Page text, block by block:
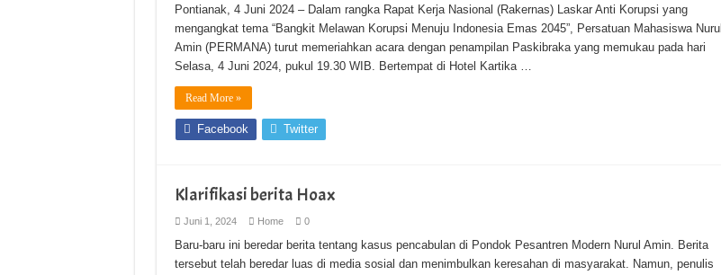
Pontianak, 4 Juni 2024 – Dalam rangka Rapat Kerja Nasional (Rakernas) Laskar Anti Korupsi yang
mengangkat tema “Bangkit Melawan Korupsi Menuju Indonesia Emas 2045”, Persatuan Mahasiswa Nurul
Amin (PERMANA) turut memeriahkan acara dengan penampilan Paskibraka yang memukau pada hari
Selasa, 4 Juni 2024, pukul 19.30 WIB. Bertempat di Hotel Kartika …
Read More »
Facebook Twitter
Klarifikasi berita Hoax
Juni 1, 2024 Home 0
Baru-baru ini beredar berita tentang kasus pencabulan di Pondok Pesantren Modern Nurul Amin. Berita
tersebut telah beredar luas di media sosial dan menimbulkan keresahan di masyarakat. Namun, penulis